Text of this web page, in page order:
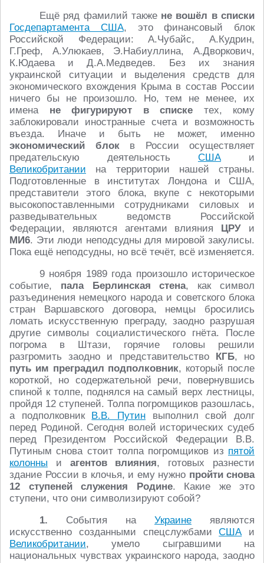
Ещё ряд фамилий также не вошёл в списки
Госдепартамента США, это финансовый блок
Российской Федерации: А.Чубайс, А.Кудрин,
Г.Греф, А.Улюкаев, Э.Набиуллина, А.Дворкович,
К.Юдаева и Д.А.Медведев. Без их знания
украинской ситуации и выделения средств для
экономического вхождения Крыма в состав России
ничего бы не произошло. Но, тем не менее, их
имена не фигурируют в списке тех, кому
заблокировали иностранные счета и возможность
въезда. Иначе и быть не может, именно
экономический блокв России осуществляет
предательскую деятельность СШАи
Великобритании на территории нашей страны.
Подготовленные в институтах Лондона и США,
представители этого блока, вкупе с некоторыми
высокопоставленными сотрудниками силовых и
разведывательных ведомств Российской
Федерации, являются агентами влияния ЦРУ и
МИ6. Эти люди неподсудны для мировой закулисы.
Пока ещё неподсудны, но всё течёт, всё изменяется.
9 ноября 1989 года произошло историческое
событие, пала Берлинская стена, как символ
разъединения немецкого народа и советского блока
стран Варшавского договора, немцы бросились
ломать искусственную преграду, заодно разрушая
другие символы социалистического гнёта. После
погрома в Штази, горячие головы решили
разгромить заодно и представительство КГБ, но
путь им преградил подполковник, который после
короткой, но содержательной речи, повернувшись
спиной к толпе, поднялся на самый верх лестницы,
пройдя 12 ступеней. Толпа погромщиков разошлась,
а подполковник В.В. Путин выполнил свой долг
перед Родиной. Сегодня волей исторических судеб
перед Президентом Российской Федерации В.В.
Путиным снова стоит толпа погромщиков из пятой
колонны и агентов влияния, готовых разнести
здание России в клочья, и ему нужно пройти снова
12 ступеней служения Родине. Какие же это
ступени, что они символизируют собой?
1. События на Украине являются
искусственно созданными спецслужбамиСШАи
Великобритании, умело сыгравшими на
национальных чувствах украинского народа, заодно